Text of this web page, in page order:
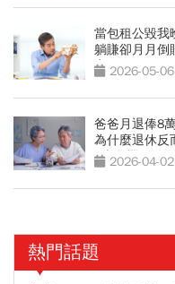
當包租公毀我
躺賺卻月月
穴 2026-05-06
爸爸月退俸8
為什麼退休反
5大危機
2026-04-02
熱門話題